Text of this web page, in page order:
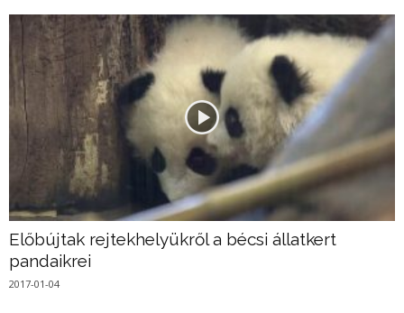
Előbújtak rejtekhelyükről a bécsi állatkert
pandaikrei
2017-01-04